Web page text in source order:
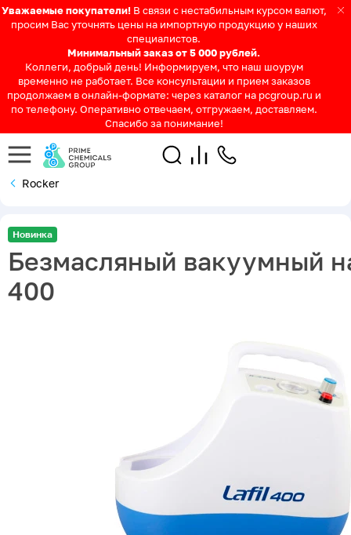
Уважаемые покупатели! В связи с нестабильным курсом валют,
просим Вас уточнять цены на импортную продукцию у наших
специалистов.
Минимальный заказ от 5 000 рублей.
Коллеги, добрый день! Информируем, что наш шоурум
временно не работает. Все консультации и прием заказов
продолжаем в онлайн-формате: через каталог на pcgroup.ru и
по телефону. Оперативно отвечаем, отгружаем, доставляем.
Спасибо за понимание!
Rocker
Новинка
Безмасляный вакуумный
400